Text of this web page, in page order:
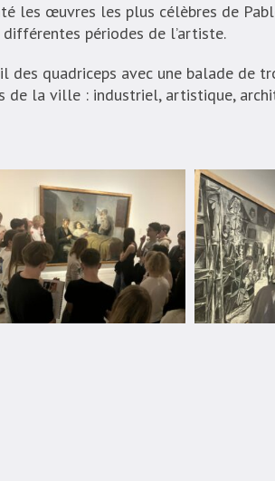
les œuvres les plus célèbres de
périodes de l’artiste.
des quadriceps avec une balade de
de la ville : industriel, artistique,